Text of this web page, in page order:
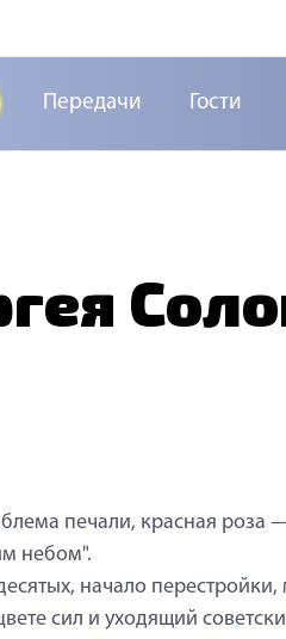
Передачи Гости
печали, красная роза
небом".
начало перестройки,
сил и уходящий